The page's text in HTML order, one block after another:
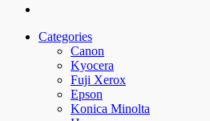
Categories
Canon
Kyocera
Fuji Xerox
Epson
Konica Minolta